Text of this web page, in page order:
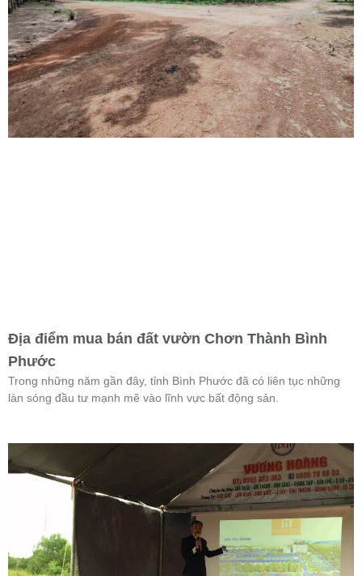
Địa điểm mua bán đất vườn Chơn Thành Bình
Phước
Trong những năm gần đây, tỉnh Bình Phước đã có liên tục những
làn sóng đầu tư mạnh mẽ vào lĩnh vực bất động sản.